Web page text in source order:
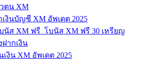
ตน XM
งินบัญชี XM อัพเดต 2025
นัส XM ฟรี โบนัส XM ฟรี 30 เหรียญ
ากเงิน
งิน XM อัพเดต 2025